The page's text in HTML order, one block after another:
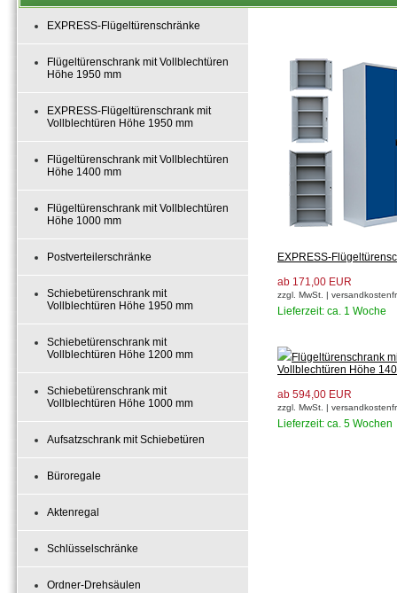
EXPRESS-Flügeltürenschränke
Flügeltürenschrank mit Vollblechtüren
Höhe 1950 mm
EXPRESS-Flügeltürenschrank mit
Vollblechtüren Höhe 1950 mm
Flügeltürenschrank mit Vollblechtüren
Höhe 1400 mm
Flügeltürenschrank mit Vollblechtüren
Höhe 1000 mm
Postverteilerschränke
Schiebetürenschrank mit
Vollblechtüren Höhe 1950 mm
Schiebetürenschrank mit
Vollblechtüren Höhe 1200 mm
Schiebetürenschrank mit
Vollblechtüren Höhe 1000 mm
Aufsatzschrank mit Schiebetüren
Büroregale
Aktenregal
Schlüsselschränke
Ordner-Drehsäulen
EXPRESS-
ab 171,00 EUR
zzgl. MwSt. |
Lieferzeit: ca. 1 Woche
Flügeltürenschrank
Vollblechtüren Höhe
ab 594,00 EUR
zzgl. MwSt. |
Lieferzeit: ca. 5 Wochen